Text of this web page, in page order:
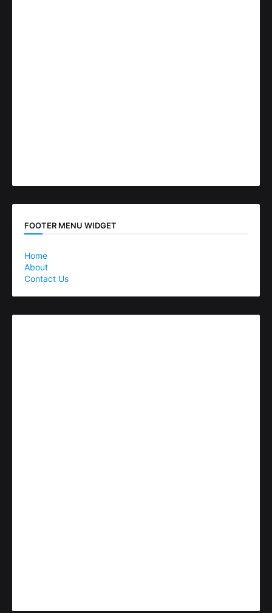
FOOTER MENU WIDGET
Home
About
Contact Us